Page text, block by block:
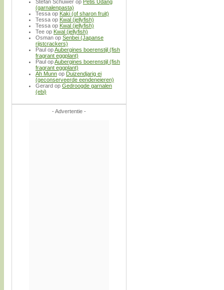
Stefan Schuwer op Petis Udang
(garnalenpasta)
Tessa op Kaki (of sharon fruit)
Tessa op Kwal (jellyfish)
Tessa op Kwal (jellyfish)
Tee op Kwal (jellyfish)
Osman op Senbei (Japanse
rijstcrackers)
Paul opAubergines boerenstijl (fish
fragrant eggplant)
Paul opAubergines boerenstijl (fish
fragrant eggplant)
Ah Munn op Duizendjarig ei
(geconserveerde eendeneieren)
Gerard op Gedroogde garnalen
(ebi)
- Advertentie -